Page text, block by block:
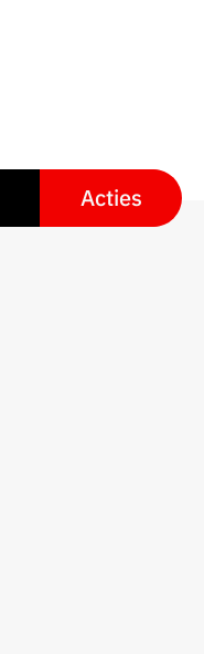
Acties